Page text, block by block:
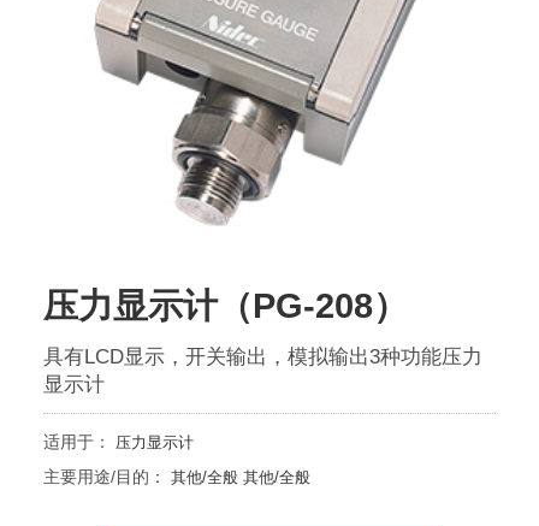
压力显示计（PG-208）
具有LCD显示，开关输出，模拟输出3种功能压力
显示计
适用于： 压力显示计
主要用途/目的： 其他/全般 其他/全般